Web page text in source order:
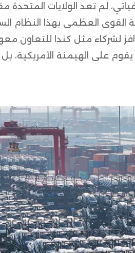
لم تعد الولايات
العظمى بهذا النظام
مثل كندا للتعاون معها،
على الهيمنة الأمريكية،